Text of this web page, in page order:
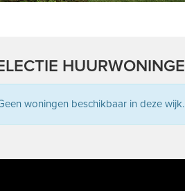
woningen beschikbaar in deze wijk.